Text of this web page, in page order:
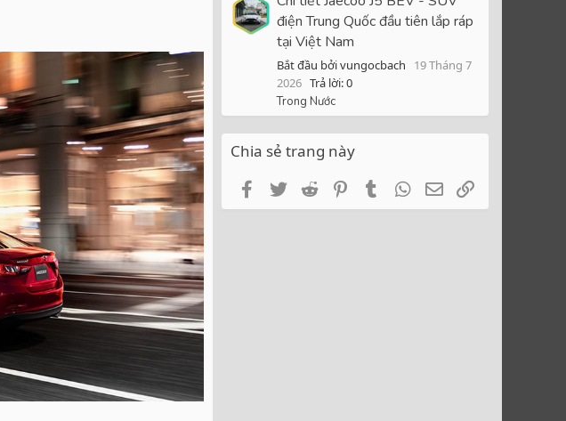
điện Trung Quốc đầu tiên lắp ráp
tại Việt Nam
Bắt đầu bởi vungocbach
19 Tháng 7
2026 Trả lời: 0
Trong Nước
Chia sẻ trang này
FacebookTwitterRedditPinterestTumblrWhatsApp
Email